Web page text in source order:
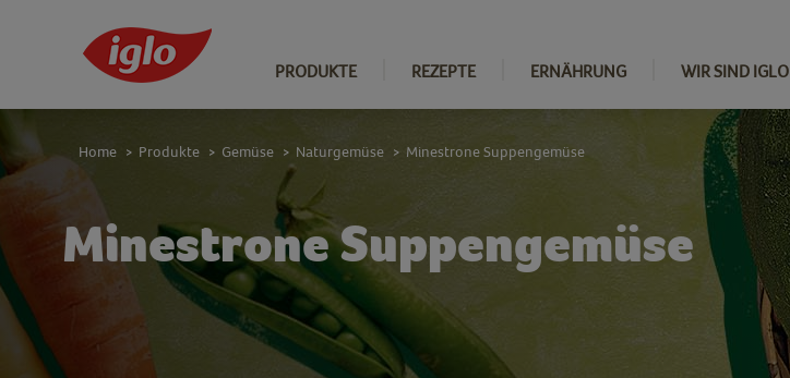
PRODUKTE REZEPTE ERNÄHRUNG WIR SIND IGLO
Minestrone Suppengemüse
Home > Produkte > Gemüse > Naturgemüse > Minestrone Suppengemüse